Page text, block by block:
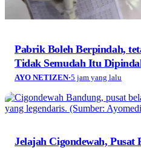
Pabrik Boleh Berpindah,
Tidak Semudah Itu
AYO NETIZEN·5 jam yang lalu
Jelajah Cigondewah, Pusat